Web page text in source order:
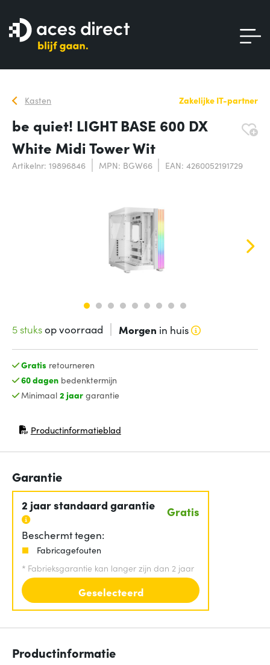
Kasten Zakelijke IT-partner
be quiet! LIGHT BASE 600 DX
White Midi Tower Wit
Artikelnr: 19896846 MPN: BGW66 EAN: 4260052191729
5 stuksop voorraad Morgen in huis
Gratis retourneren
60 dagenbedenktermijn
Minimaal 2 jaargarantie
Productinformatieblad
(opent in nieuw venster)
Garantie
2 jaar standaard garantie Gratis
Beschermt tegen:
Fabricagefouten
* Fabrieksgarantie kan langer zijn dan 2 jaar
Geselecteerd
Productinformatie